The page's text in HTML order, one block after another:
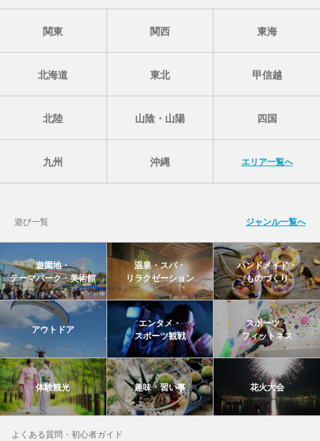
関東 関西 東海
北海道 東北 甲信越
北陸 山陰・山陽 四国
九州 沖縄 エリア一覧へ
遊び一覧 ジャンル一覧へ
遊園地・
テーマパーク・美術館
温泉・スパ・
リラクゼーション
ハンドメイド・
ものづくり
アウトドア
エンタメ・
スポーツ観戦
スポーツ・
フィットネス
体験観光 趣味・習い事 花火大会
よくある質問・初心者ガイド